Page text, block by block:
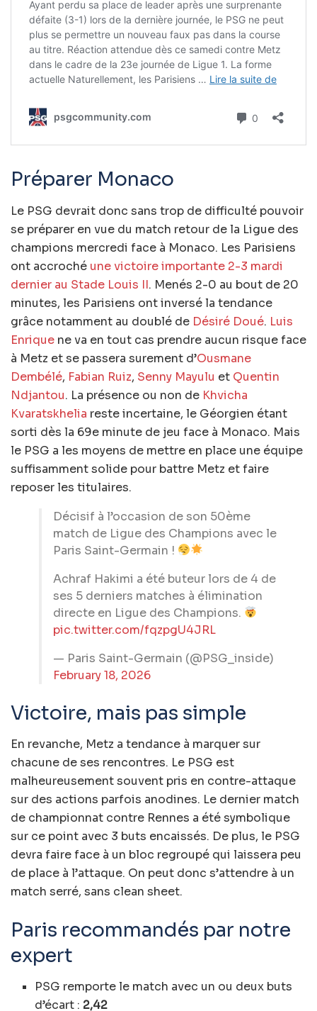
Préparer Monaco
Le PSG devrait donc sans trop de difficulté pouvoir
se préparer en vue du match retour de la Ligue des
champions mercredi face à Monaco. Les Parisiens
ont accroché une victoire importante 2-3 mardi
dernier au Stade Louis II. Menés 2-0 au bout de 20
minutes, les Parisiens ont inversé la tendance
grâce notamment au doublé de Désiré Doué. Luis
Enrique ne va en tout cas prendre aucun risque face
à Metz et se passera surement d’Ousmane
Dembélé, Fabian Ruiz, Senny Mayulu et Quentin
Ndjantou. La présence ou non de Khvicha
Kvaratskhelia reste incertaine, le Géorgien étant
sorti dès la 69e minute de jeu face à Monaco. Mais
le PSG a les moyens de mettre en place une équipe
suffisamment solide pour battre Metz et faire
reposer les titulaires.
Décisif à l’occasion de son 50ème
match de Ligue des Champions avec le
Paris Saint-Germain !
Achraf Hakimi a été buteur lors de 4 de
ses 5 derniers matches à élimination
directe en Ligue des Champions.
pic.twitter.com/fqzpgU4JRL
— Paris Saint-Germain (@PSG_inside)
February 18, 2026
Victoire, mais pas simple
En revanche, Metz a tendance à marquer sur
chacune de ses rencontres. Le PSG est
malheureusement souvent pris en contre-attaque
sur des actions parfois anodines. Le dernier match
de championnat contre Rennes a été symbolique
sur ce point avec 3 buts encaissés. De plus, le PSG
devra faire face à un bloc regroupé qui laissera peu
de place à l’attaque. On peut donc s’attendre à un
match serré, sans clean sheet.
Paris recommandés par notre
expert
PSG remporte le match avec un ou deux buts
d’écart : 2,42